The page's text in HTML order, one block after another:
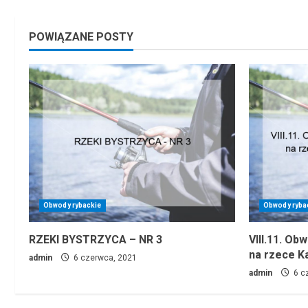
POWIĄZANE POSTY
Obwody rybackie
RZEKI BYSTRZYCA – NR 3
admin 6 czerwca, 2021
Obwody
VIII.11.
na rzece
admin 6